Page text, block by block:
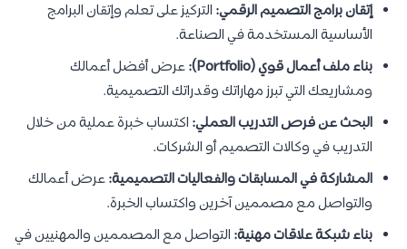
إتقان برامج التصميم الرقمي: التركيز على تعلم وإتقان البرامج
الأساسية المستخدمة في الصناعة.
بناء ملف أعمال قوي (Portfolio):
عرض أفضل أعمالك
ومشاريعك التي تبرز مهاراتك وقدراتك التصميمية.
البحث عن فرص التدريب العملي: اكتساب خبرة عملية من خلال
التدريب في وكالات التصميم أو الشركات.
المشاركة في المسابقات والفعاليات التصميمية:عرض أعمالك
والتواصل مع مصممين آخرين واكتساب الخبرة.
بناء شبكة علاقات مهنية: التواصل مع المصممين والمهنيين في